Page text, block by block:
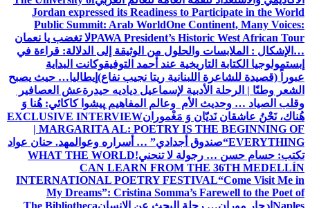
Jordan expressed its Readiness to Participate in the World
Public Summit: Arab WorldOne Continent, Many Voices:
PAWA President’s Historic West African Tourلا تغضب يا نعمان
…الإشكال : الملابسات والحلول من الوثيقة إلى الدلالة: قراءة في
إبستمولوجيا الكتابة التاريخية عند أحمد التوفيقوكانت البداية
عبوراً (قصيدة للشاعرة اللبنانية ريتا نجيب نفاع) إيطاليا… حيث يصبح
الشعر وطنًا | الرحلة الأدبية لإسماعيل دياديه حيدرةعش العصافير
وقلب الصياد … وحديث الأم وعالم المفاهيم پیشوا کاکائي: هُنا وَ
هُناك، نَحْنُ عاشقان نَديّان وَ مَغْمورانEXCLUSIVE INTERVIEW
| MARGARITA AL: POETRY IS THE BEGINNING OF
EVERYTHING“صندوق أجدادي” … أسراره وعوالمهد. حنان عواد
تكتب: حسام حسن … رجولة لا تنحني!WHAT THE WORLD
CAN LEARN FROM THE 36TH MEDELLÍN
INTERNATIONAL POETRY FESTIVAL“Come Visit Me in
My Dreams”: Cristina Somma’s Farewell to the Poet of